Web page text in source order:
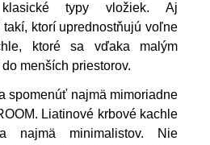
typy vložiek. Aj
ktorí uprednostňujú voľne
ktoré sa vďaka malým
menších priestorov.
spomenúť najmä mimoriadne
Liatinové krbové kachle
najmä minimalistov. Nie